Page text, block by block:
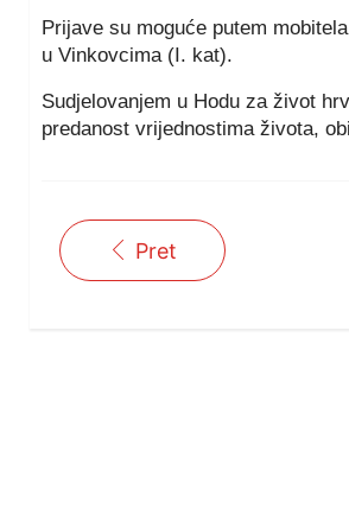
Prijave su moguće putem
u Vinkovcima (I. kat).
Sudjelovanjem u Hodu za život
predanost vrijednostima života,
Pret